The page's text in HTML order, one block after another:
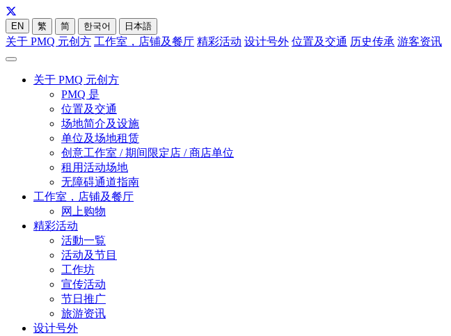
EN 繁 简 한국어 日本語
关于 PMQ 元创方 工作室，店铺及餐厅 精彩活动 设计号外 位置及交通 历史传承 游客资讯
关于 PMQ 元创方
PMQ 是
位置及交通
场地简介及设施
单位及场地租赁
创意工作室 / 期间限定店 / 商店单位
租用活动场地
无障碍通道指南
工作室，店铺及餐厅
网上购物
精彩活动
活動一覧
活动及节目
工作坊
宣传活动
节日推广
旅游资讯
设计号外